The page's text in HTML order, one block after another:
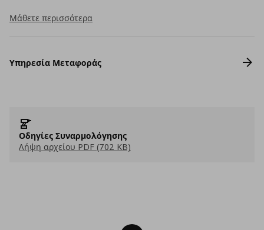
Μάθετε περισσότερα
Υπηρεσία Μεταφοράς
Οδηγίες Συναρμολόγησης
Λήψη αρχείου PDF (702 KB)